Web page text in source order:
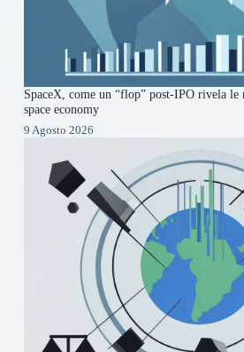
SpaceX, come un “flop” post-IPO rivela le
space economy
9 Agosto 2026